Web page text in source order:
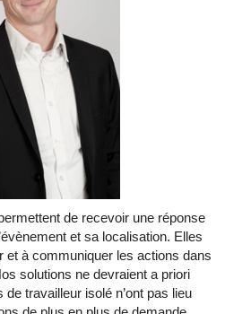
de recevoir une réponse
et sa localisation. Elles
et à communiquer les actions dans
solutions ne devraient a priori
travailleur isolé n’ont pas lieu